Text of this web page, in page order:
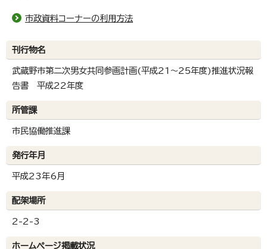
市政資料コーナーの利用方法
刊行物名
武蔵野市第二次男女共同参画計画(平成21～25年度)推進状況報
告書 平成22年度
所管課
市民協働推進課
発行年月
平成23年6月
配架場所
2-2-3
ホームページ掲載状況